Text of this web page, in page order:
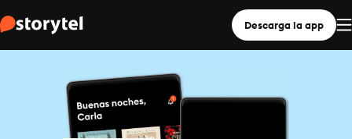
Descarga la app